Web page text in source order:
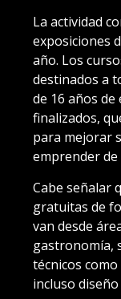
La actividad
exposiciones
año. Los
destinados a
de 16 años
finalizados,
para mejorar
emprender
Cabe señalar
gratuitas de
van desde
gastronomía,
técnicos
incluso